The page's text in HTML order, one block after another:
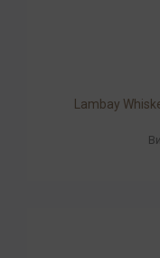
Lambay